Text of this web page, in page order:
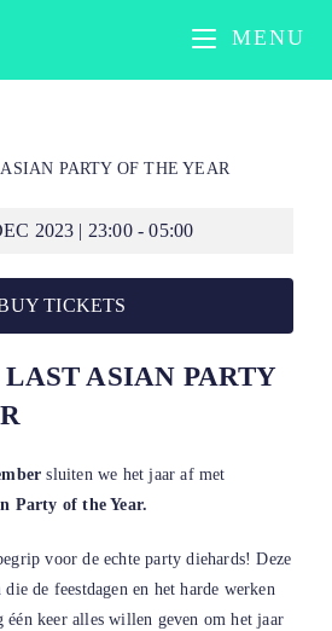
MENU
2023 | 23:00 - 05:00
TICKETS
ASIAN PARTY
sluiten we het jaar af met
Party of the Year.
voor de echte party diehards! Deze
de feestdagen en het harde werken
één keer alles willen geven om het jaar